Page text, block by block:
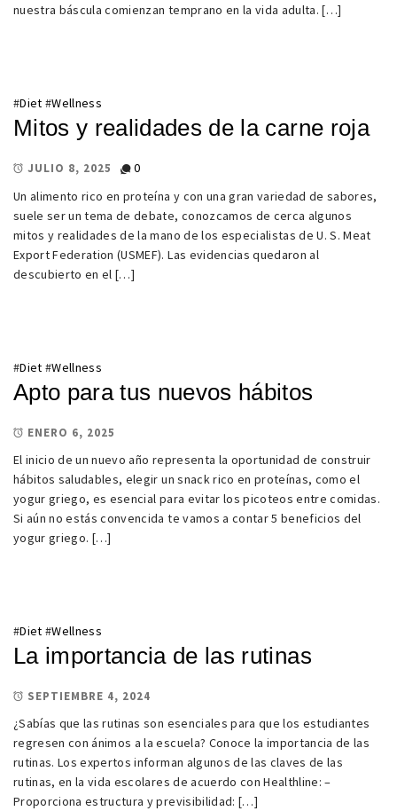
nuestra báscula comienzan temprano en la vida adulta. […]
#Diet #Wellness
Mitos y realidades de la carne roja
JULIO 8, 2025
0
Un alimento rico en proteína y con una gran variedad de sabores,
suele ser un tema de debate, conozcamos de cerca algunos
mitos y realidades de la mano de los especialistas de U. S. Meat
Export Federation (USMEF). Las evidencias quedaron al
descubierto en el […]
#Diet #Wellness
Apto para tus nuevos hábitos
ENERO 6, 2025
El inicio de un nuevo año representa la oportunidad de construir
hábitos saludables, elegir un snack rico en proteínas, como el
yogur griego, es esencial para evitar los picoteos entre comidas.
Si aún no estás convencida te vamos a contar 5 beneficios del
yogur griego. […]
#Diet #Wellness
La importancia de las rutinas
SEPTIEMBRE 4, 2024
¿Sabías que las rutinas son esenciales para que los estudiantes
regresen con ánimos a la escuela? Conoce la importancia de las
rutinas. Los expertos informan algunos de las claves de las
rutinas, en la vida escolares de acuerdo con Healthline: –
Proporciona estructura y previsibilidad: […]